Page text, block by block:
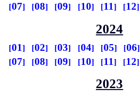
07
08 09 10 11 12
2024
01 02 03 04 05
06
07
08 09 10 11 12
2023